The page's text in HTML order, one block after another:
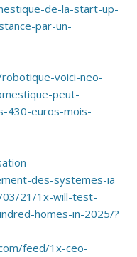
de-la-start-up-
par-un-
voici-neo-
peut-
430-euros-mois-
des-systemes-ia
03/21/1x-will-test-
homes-in-2025/?
feed/1x-ceo-